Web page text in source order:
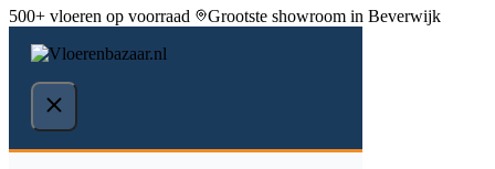
500+ vloeren op voorraad Grootste showroom in Beverwijk